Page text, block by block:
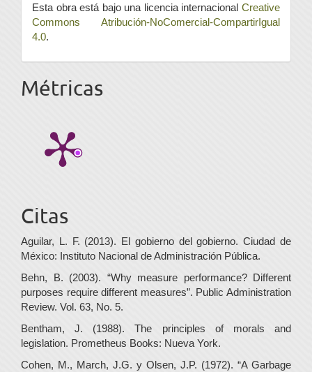
Esta obra está bajo una licencia internacional Creative
Commons Atribución-NoComercial-CompartirIgual
4.0.
Métricas
Citas
Aguilar, L. F. (2013). El gobierno del gobierno. Ciudad de
México: Instituto Nacional de Administración Pública.
Behn, B. (2003). “Why measure performance? Different
purposes require different measures”. Public Administration
Review. Vol. 63, No. 5.
Bentham, J. (1988). The principles of morals and
legislation. Prometheus Books: Nueva York.
Cohen, M., March, J.G. y Olsen, J.P. (1972). “A Garbage